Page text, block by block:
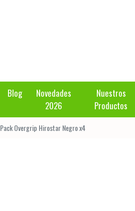
Blog
Novedades
2026
Nuestros
Productos
Pack Overgrip Hirostar Negro x4